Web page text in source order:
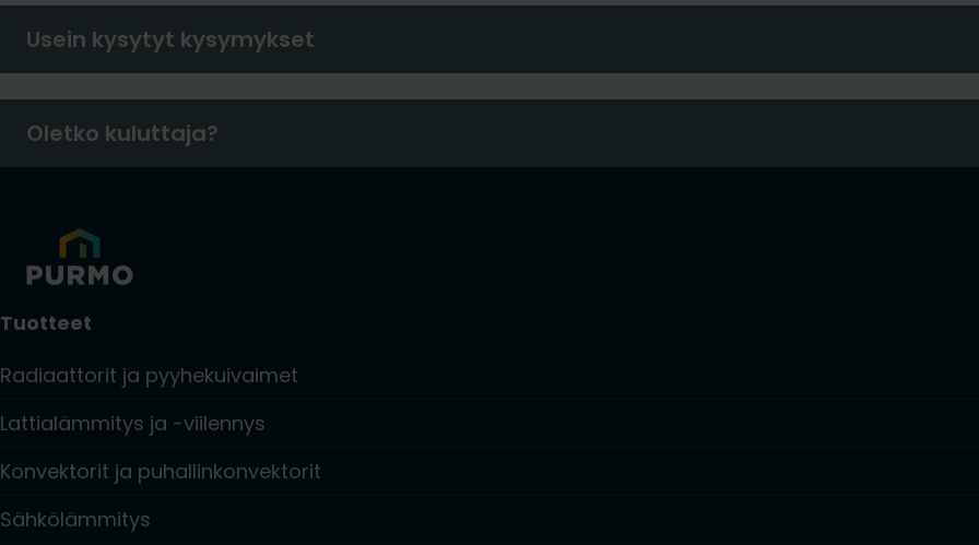
Usein kysytyt kysymykset
Oletko kuluttaja?
Tuotteet
Radiaattorit ja pyyhekuivaimet
Lattialämmitys ja -viilennys
Konvektorit ja puhallinkonvektorit
Sähkölämmitys